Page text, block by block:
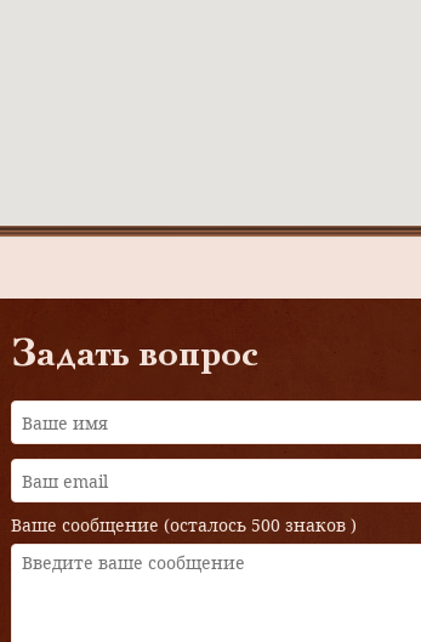
Задать вопрос
Ваше сообщение (осталось 500 знаков )